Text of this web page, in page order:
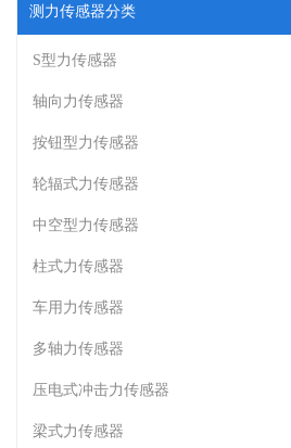
测力传感器分类
S型力传感器
轴向力传感器
按钮型力传感器
轮辐式力传感器
中空型力传感器
柱式力传感器
车用力传感器
多轴力传感器
压电式冲击力传感器
梁式力传感器